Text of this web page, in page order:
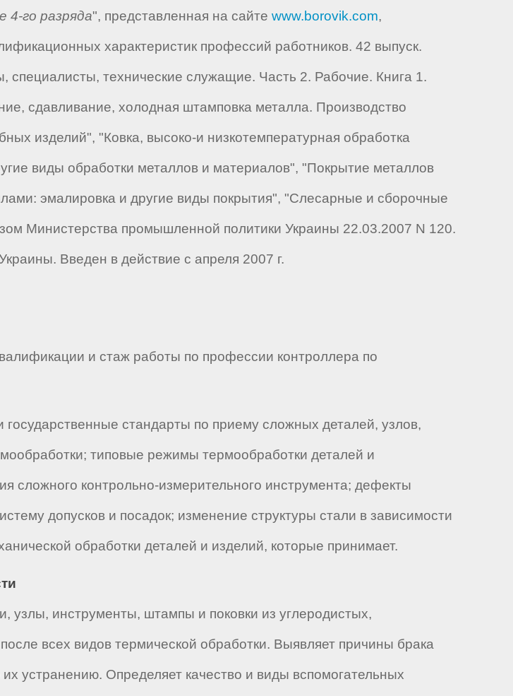
4-го разряда", представленная на сайте www.borovik.com,
характеристик профессий работников. 42 выпуск.
технические служащие. Часть 2. Рабочие. Книга 1.
сдавливание, холодная штамповка металла. Производство
изделий", "Ковка, высоко-и низкотемпературная обработка
виды обработки металлов и материалов", "Покрытие металлов
эмалировка и другие виды покрытия", "Слесарные и сборочные
Министерства промышленной политики Украины 22.03.2007 N 120.
Введен в действие с апреля 2007 г.
и стаж работы по профессии контроллера по
государственные стандарты по приему сложных деталей, узлов,
типовые режимы термообработки деталей и
сложного контрольно-измерительного инструмента; дефекты
допусков и посадок; изменение структуры стали в зависимости
обработки деталей и изделий, которые принимает.
узлы, инструменты, штампы и поковки из углеродистых,
всех видов термической обработки. Выявляет причины брака
устранению. Определяет качество и виды вспомогательных